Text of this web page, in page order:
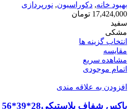
بهبود خانه, دکوراسیون, نورپردازی
17,424,000 تومان
سفید
مشکی
انتخاب گزینه ها
مقایسه
مشاهده سریع
اتمام موجودی
افزودن به علاقه مندی
باكس شفاف پلاستيكيSAMLA 56*39*28 ايكيا